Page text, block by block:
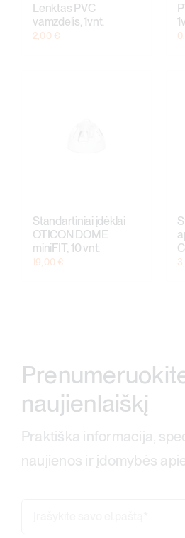
Lenktas PVC
vamzdelis, 1vnt.
2,00 €
Standartiniai įdėklai
OTICON DOME
miniFIT, 10 vnt.
19,00 €
naujienlaiškį
Praktiška informacija,
naujienos ir įdomybės